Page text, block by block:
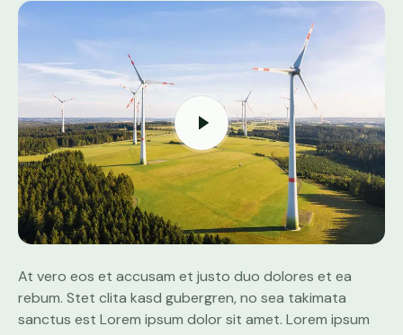
At vero eos et accusam et justo duo dolores et ea
rebum. Stet clita kasd gubergren, no sea takimata
sanctus est Lorem ipsum dolor sit amet. Lorem ipsum